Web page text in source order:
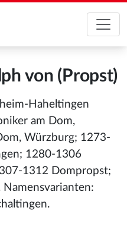
von (Propst)
Haheltingen
am Dom,
Würzburg; 1273-
1280-1306
1312 Dompropst;